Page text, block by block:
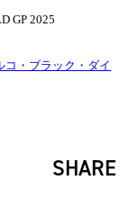
GP 2025
コ・ブラック・ダイ
SHARE